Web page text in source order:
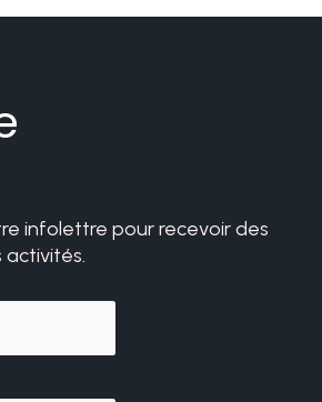
infolettre pour recevoir des
activités.